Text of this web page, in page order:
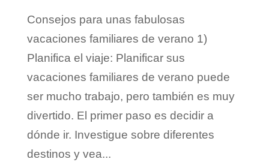
Consejos para unas fabulosas
vacaciones familiares de verano 1)
Planifica el viaje: Planificar sus
vacaciones familiares de verano puede
ser mucho trabajo, pero también es muy
divertido. El primer paso es decidir a
dónde ir. Investigue sobre diferentes
destinos y vea...